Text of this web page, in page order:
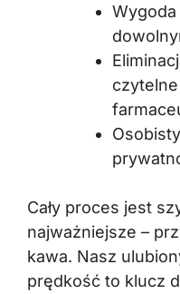
Cały proces jest
najważniejsze –
kawa. Nasz
prędkość to klucz